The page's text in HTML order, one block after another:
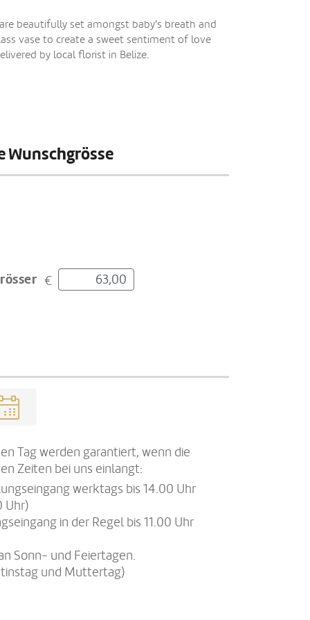
beautifully set amongst baby's breath and
vase to create a sweet sentiment of love
by local florist in Belize.
Wunschgrösse
€
Tag werden garantiert, wenn die
Zeiten bei uns einlangt:
werktags bis 14.00 Uhr
Uhr)
in der Regel bis 11.00 Uhr
Sonn- und Feiertagen.
und Muttertag)